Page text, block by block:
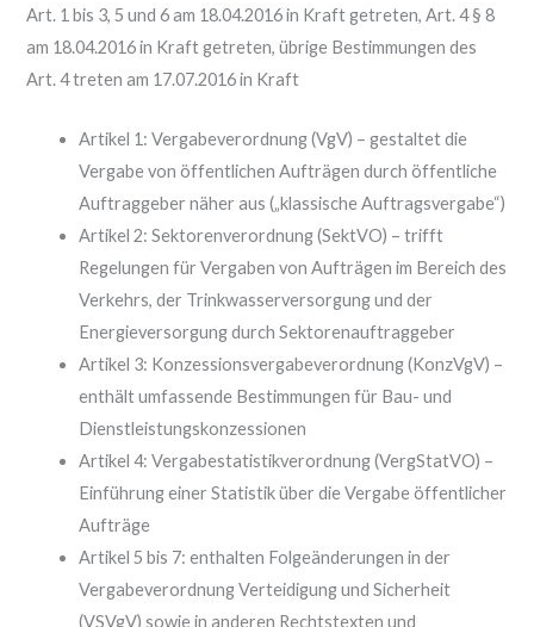
Art. 1 bis 3, 5 und 6 am 18.04.2016 in Kraft getreten, Art. 4 § 8
am 18.04.2016 in Kraft getreten, übrige Bestimmungen des
Art. 4 treten am 17.07.2016 in Kraft
Artikel 1: Vergabeverordnung (VgV) – gestaltet die
Vergabe von öffentlichen Aufträgen durch öffentliche
Auftraggeber näher aus („klassische Auftragsvergabe“)
Artikel 2: Sektorenverordnung (SektVO) – trifft
Regelungen für Vergaben von Aufträgen im Bereich des
Verkehrs, der Trinkwasserversorgung und der
Energieversorgung durch Sektorenauftraggeber
Artikel 3: Konzessionsvergabeverordnung (KonzVgV) –
enthält umfassende Bestimmungen für Bau- und
Dienstleistungskonzessionen
Artikel 4: Vergabestatistikverordnung (VergStatVO) –
Einführung einer Statistik über die Vergabe öffentlicher
Aufträge
Artikel 5 bis 7: enthalten Folgeänderungen in der
Vergabeverordnung Verteidigung und Sicherheit
(VSVgV) sowie in anderen Rechtstexten und